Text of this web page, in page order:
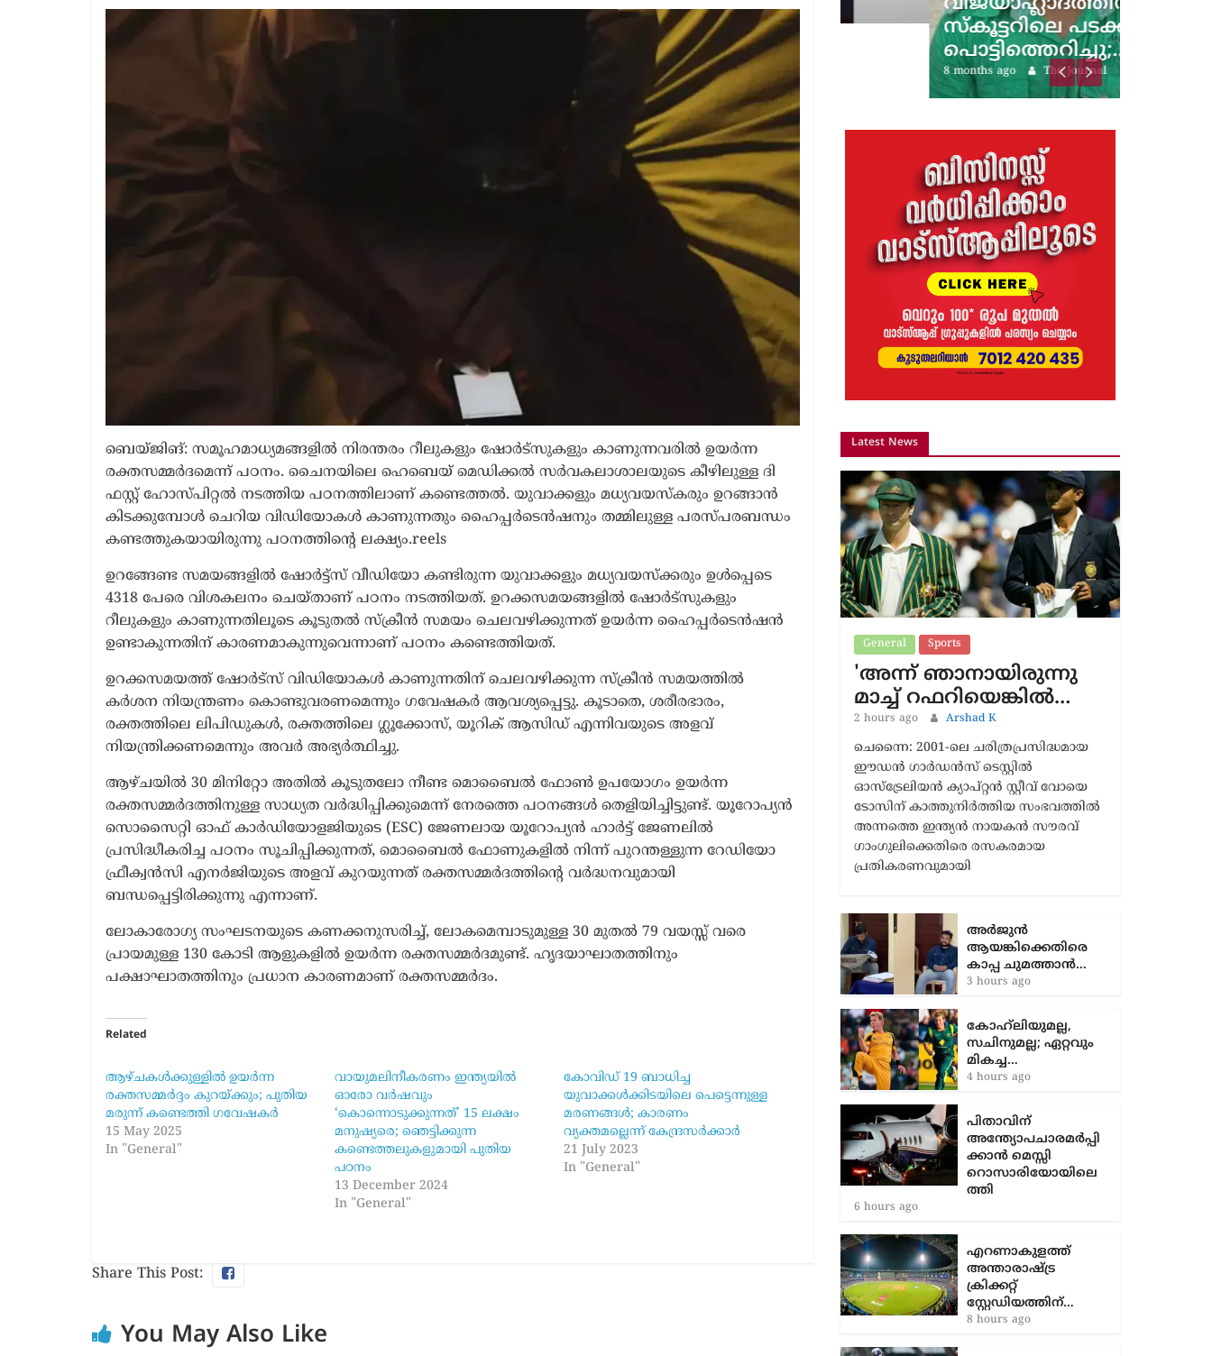
ബെയ്ജിങ്: സമൂഹമാധ്യമങ്ങളിൽ നിരന്തരം റീലുകളും ഷോർട്സുകളും കാണുന്നവരിൽ ഉയർന്ന
രക്തസമ്മർദമെന്ന് പഠനം. ചൈനയിലെ ഹെബെയ് മെഡിക്കൽ സർവകലാശാലയുടെ കീഴിലുള്ള ദി
ഫസ്റ്റ് ഹോസ്പിറ്റൽ നടത്തിയ പഠനത്തിലാണ് കണ്ടെത്തൽ. യുവാക്കളും മധ്യവയസ്കരും ഉറങ്ങാൻ
കിടക്കുമ്പോൾ ചെറിയ വിഡിയോകൾ കാണുന്നതും ഹൈപ്പർടെൻഷനും തമ്മിലുള്ള പരസ്പരബന്ധം
കണ്ടത്തുകയായിരുന്നു പഠനത്തിന്റെ ലക്ഷ്യം.reels
ഉറങ്ങേണ്ട സമയങ്ങളിൽ ഷോർട്ട്സ് വീഡിയോ കണ്ടിരുന്ന യുവാക്കളും മധ്യവയസ്‌ക്കരും ഉൾപ്പെടെ
4318 പേരെ വിശകലനം ചെയ്താണ് പഠനം നടത്തിയത്. ഉറക്കസമയങ്ങളിൽ ഷോർട്സുകളും
റീലുകളും കാണുന്നതിലൂടെ കൂടുതൽ സ്‌ക്രീൻ സമയം ചെലവഴിക്കുന്നത് ഉയർന്ന ഹൈപ്പർടെൻഷൻ
ഉണ്ടാകുന്നതിന് കാരണമാകുന്നുവെന്നാണ് പഠനം കണ്ടെത്തിയത്.
ഉറക്കസമയത്ത് ഷോർട്സ് വിഡിയോകൾ കാണുന്നതിന് ചെലവഴിക്കുന്ന സ്‌ക്രീൻ സമയത്തിൽ
കർശന നിയന്ത്രണം കൊണ്ടുവരണമെന്നും ഗവേഷകർ ആവശ്യപ്പെട്ടു. കൂടാതെ, ശരീരഭാരം,
രക്തത്തിലെ ലിപിഡുകൾ, രക്തത്തിലെ ഗ്ലൂക്കോസ്, യൂറിക് ആസിഡ് എന്നിവയുടെ അളവ്
നിയന്ത്രിക്കണമെന്നും അവർ അഭ്യർത്ഥിച്ചു.
ആഴ്ചയിൽ 30 മിനിറ്റോ അതിൽ കൂടുതലോ നീണ്ട മൊബൈൽ ഫോൺ ഉപയോഗം ഉയർന്ന
രക്തസമ്മർദത്തിനുള്ള സാധ്യത വർദ്ധിപ്പിക്കുമെന്ന് നേരത്തെ പഠനങ്ങൾ തെളിയിച്ചിട്ടുണ്ട്. യൂറോപ്യൻ
സൊസൈറ്റി ഓഫ് കാർഡിയോളജിയുടെ (ESC) ജേണലായ യൂറോപ്യൻ ഹാർട്ട് ജേണലിൽ
പ്രസിദ്ധീകരിച്ച പഠനം സൂചിപ്പിക്കുന്നത്, മൊബൈൽ ഫോണുകളിൽ നിന്ന് പുറന്തള്ളുന്ന റേഡിയോ
ഫ്രീക്വൻസി എനർജിയുടെ അളവ് കുറയുന്നത് രക്തസമ്മർദത്തിൻ്റെ വർദ്ധനവുമായി
ബന്ധപ്പെട്ടിരിക്കുന്നു എന്നാണ്.
ലോകാരോഗ്യ സംഘടനയുടെ കണക്കനുസരിച്ച്, ലോകമെമ്പാടുമുള്ള 30 മുതൽ 79 വയസ്സ് വരെ
പ്രായമുള്ള 130 കോടി ആളുകളിൽ ഉയർന്ന രക്തസമ്മർദമുണ്ട്. ഹൃദയാഘാതത്തിനും
പക്ഷാഘാതത്തിനും പ്രധാന കാരണമാണ് രക്തസമ്മർദം.
Related
ആഴ്ചകൾക്കുള്ളിൽ ഉയർന്ന
രക്തസമ്മർദ്ദം കുറയ്ക്കും; പുതിയ
മരുന്ന് കണ്ടെത്തി ഗവേഷകർ
15 May 2025
In "General"
വായുമലിനീകരണം ഇന്ത്യയിൽ
ഓരോ വർഷവും
‘കൊന്നൊടുക്കുന്നത്’ 15 ലക്ഷം
മനുഷ്യരെ; ഞെട്ടിക്കുന്ന
കണ്ടെത്തലുകളുമായി പുതിയ
പഠനം
13 December 2024
In "General"
കോവിഡ് 19 ബാധിച്ച
യുവാക്കൾക്കിടയിലെ പെട്ടെന്നുള്ള
മരണങ്ങൾ; കാരണം
വ്യക്തമല്ലെന്ന് കേന്ദ്രസർക്കാർ
21 July 2023
In "General"
Share This Post:
You May Also Like
സ്കൂട്ടറിലെ പടക്കം
പൊട്ടിത്തെറിച്ചു;…
The Journal
Latest News
General Sports
'അന്ന് ഞാനായിരുന്നു
മാച്ച് റഫറിയെങ്കിൽ…
2 hours ago Arshad K
ചെന്നൈ: 2001-ലെ ചരിത്രപ്രസിദ്ധമായ
ഈഡൻ ഗാർഡൻസ് ടെസ്റ്റിൽ
ഓസ്‌ട്രേലിയൻ ക്യാപ്റ്റൻ സ്റ്റീവ് വോയെ
ടോസിന് കാത്തുനിർത്തിയ സംഭവത്തിൽ
അന്നത്തെ ഇന്ത്യൻ നായകൻ സൗരവ്
ഗാംഗുലിക്കെതിരെ രസകരമായ
പ്രതികരണവുമായി
അർജുൻ
ആയങ്കിക്കെതിരെ
കാപ്പ ചുമത്താൻ…
3 hours ago
കോഹ്‌ലിയുമല്ല,
സചിനുമല്ല; ഏറ്റവും
മികച്ച…
4 hours ago
പിതാവിന്
അന്ത്യോപചാരമർപ്പി
ക്കാൻ മെസ്സി
റൊസാരിയോയിലെ
ത്തി
6 hours ago
എറണാകുളത്ത്
അന്താരാഷ്ട്ര
ക്രിക്കറ്റ്
സ്റ്റേഡിയത്തിന്…
8 hours ago